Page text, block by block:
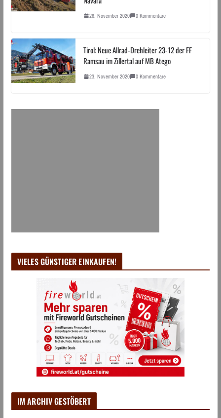
26. November 2020 0 Kommentare
Tirol: Neue Allrad-Drehleiter 23-12 der FF
Ramsau im Zillertal auf MB Atego
23. November 2020 0 Kommentare
VIELES GÜNSTIGER EINKAUFEN!
IM ARCHIV GESTÖBERT